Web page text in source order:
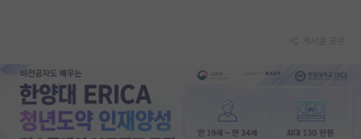
특수/전문대학원 게시판
반도체/AI 게시판